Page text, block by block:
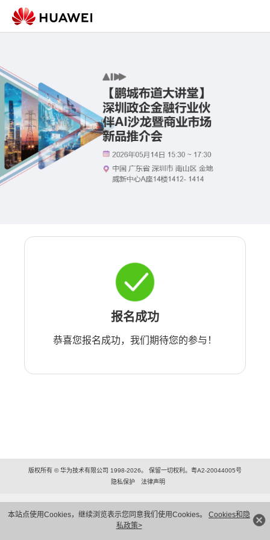
本站点使用Cookies，继续浏览表示您同意我们使用Cookies。 Cookies和隐
私政策>
报名成功
恭喜您报名成功，我们期待您的参与！
版权所有 © 华为技术有限公司 1998-2026。 保留一切权利。粤A2-20044005号
隐私保护
法律声明